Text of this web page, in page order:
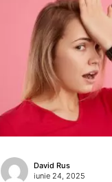
David Rus
iunie 24, 2025